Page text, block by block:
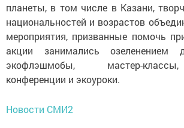
планеты, в том числе в Казани,
национальностей и возрастов
мероприятия, призванные помочь
акции занимались озеленением
экофлэшмобы, мастер-
конференции и экоуроки.
Новости СМИ2